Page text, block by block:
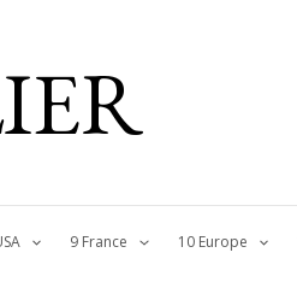
9 France 10 Europe